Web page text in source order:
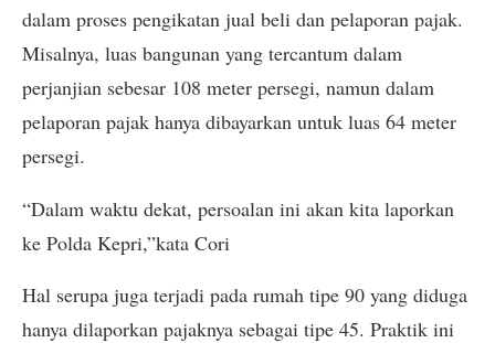
dalam proses pengikatan jual beli dan pelaporan pajak.
Misalnya, luas bangunan yang tercantum dalam
perjanjian sebesar 108 meter persegi, namun dalam
pelaporan pajak hanya dibayarkan untuk luas 64 meter
persegi.
“Dalam waktu dekat, persoalan ini akan kita laporkan
ke Polda Kepri,”kata Cori
Hal serupa juga terjadi pada rumah tipe 90 yang diduga
hanya dilaporkan pajaknya sebagai tipe 45. Praktik ini